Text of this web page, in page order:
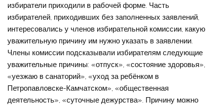
избиратели приходили в рабочей форме. Часть
избирателей, приходивших без заполненных заявлений,
интересовались у членов избирательной комиссии, какую
уважительную причину им нужно указать в заявлении.
Члены комиссии подсказывали избирателям следующие
уважительные причины: «отпуск», «состояние здоровья»,
«уезжаю в санаторий», «уход за ребёнком в
Петропавловске-Камчатском», «общественная
деятельность», «суточные дежурства». Причину можно